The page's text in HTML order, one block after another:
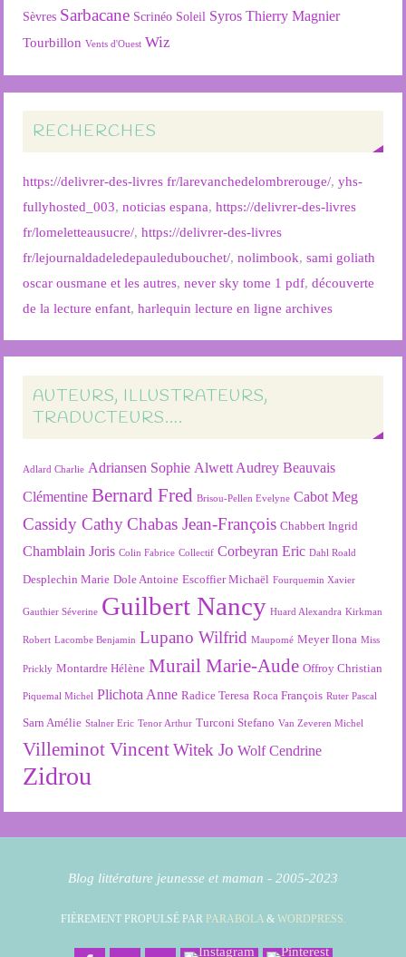
Sèvres Sarbacane Scrinéo Soleil Syros Thierry Magnier
Tourbillon Vents d'Ouest Wiz
RECHERCHES
https://delivrer-des-livres fr/larevanchedelombrerouge/,yhs-
fullyhosted_003,noticias espana,https://delivrer-des-livres
fr/lomeletteausucre/,https://delivrer-des-livres
fr/lejournaldadeledepauledubouchet/,nolimbook,sami goliath
oscar ousmane et les autres,never sky tome 1 pdf,découverte
de la lecture enfant,harlequin lecture en ligne archives
AUTEURS, ILLUSTRATEURS,
TRADUCTEURS….
Adlard Charlie Adriansen Sophie Alwett Audrey Beauvais
Clémentine Bernard Fred Brisou-Pellen Evelyne Cabot Meg
Cassidy Cathy Chabas Jean-François Chabbert Ingrid
Chamblain Joris Colin Fabrice Collectif Corbeyran Eric Dahl Roald
Desplechin Marie Dole Antoine Escoffier Michaël Fourquemin Xavier
Gauthier Séverine Guilbert Nancy Huard Alexandra Kirkman
Robert Lacombe Benjamin Lupano Wilfrid Maupomé Meyer Ilona Miss
Prickly Montardre Hélène Murail Marie-Aude Offroy Christian
Piquemal Michel Plichota Anne Radice Teresa Roca François Ruter Pascal
Sarn Amélie Stalner Eric Tenor Arthur Turconi Stefano Van Zeveren Michel
Villeminot Vincent Witek Jo Wolf Cendrine
Zidrou
Blog littérature jeunesse et maman - 2005-2023
FIÈREMENT PROPULSÉ PAR PARABOLA& WORDPRESS.